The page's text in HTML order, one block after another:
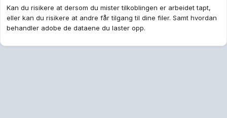
Kan du risikere at dersom du mister tilkoblingen er arbeidet tapt,
eller kan du risikere at andre får tilgang til dine filer. Samt hvordan
behandler adobe de dataene du laster opp.